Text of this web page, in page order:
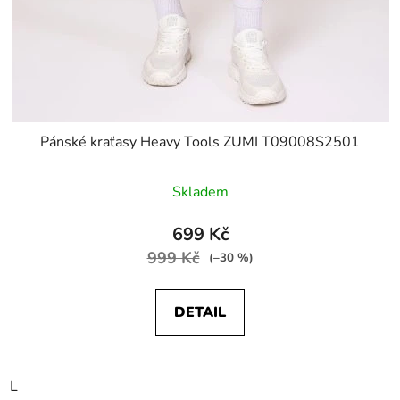
Pánské kraťasy Heavy Tools ZUMI T09008S2501
Skladem
699 Kč
999 Kč (–30 %)
DETAIL
L